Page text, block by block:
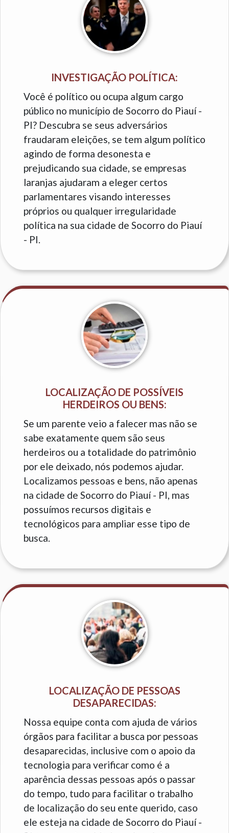
INVESTIGAÇÃO POLÍTICA:
Você é político ou ocupa algum cargo
público no município de Socorro do Piauí -
PI? Descubra se seus adversários
fraudaram eleições, se tem algum político
agindo de forma desonesta e
prejudicando sua cidade, se empresas
laranjas ajudaram a eleger certos
parlamentares visando interesses
próprios ou qualquer irregularidade
política na sua cidade de Socorro do Piauí
- PI.
LOCALIZAÇÃO DE POSSÍVEIS
HERDEIROS OU BENS:
Se um parente veio a falecer mas não se
sabe exatamente quem são seus
herdeiros ou a totalidade do patrimônio
por ele deixado, nós podemos ajudar.
Localizamos pessoas e bens, não apenas
na cidade de Socorro do Piauí - PI, mas
possuímos recursos digitais e
tecnológicos para ampliar esse tipo de
busca.
LOCALIZAÇÃO DE PESSOAS
DESAPARECIDAS:
Nossa equipe conta com ajuda de vários
órgãos para facilitar a busca por pessoas
desaparecidas, inclusive com o apoio da
tecnologia para verificar como é a
aparência dessas pessoas após o passar
do tempo, tudo para facilitar o trabalho
de localização do seu ente querido, caso
ele esteja na cidade de Socorro do Piauí -